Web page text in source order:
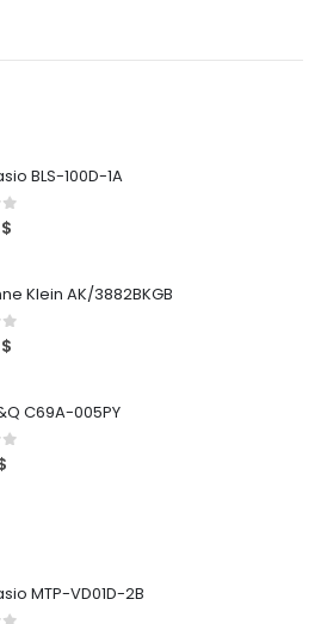
BLS-100D-1A
5
$
Klein AK/3882BKGB
5
$
C69A-005PY
5
MTP-VD01D-2B